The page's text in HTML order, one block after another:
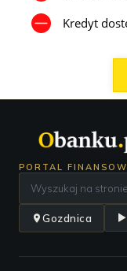
Kredyt
PORTAL
Gozdnica